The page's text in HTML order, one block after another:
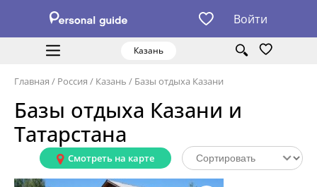
Войти
Казань
Главная / Россия / Казань / Базы отдыха Казани
Базы отдыха Казани и
Татарстана
Смотреть на карте